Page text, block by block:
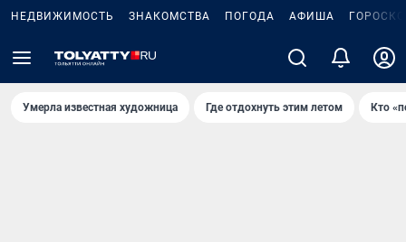
НЕДВИЖИМОСТЬ ЗНАКОМСТВА ПОГОДА АФИША
Умерла известная художница Где отдохнуть этим летом Кто